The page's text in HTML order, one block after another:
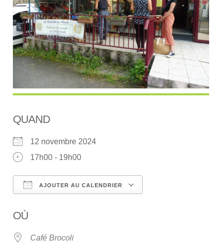
QUAND
12 novembre 2024
17h00 - 19h00
AJOUTER AU CALENDRIER
OÙ
Café Brocoli